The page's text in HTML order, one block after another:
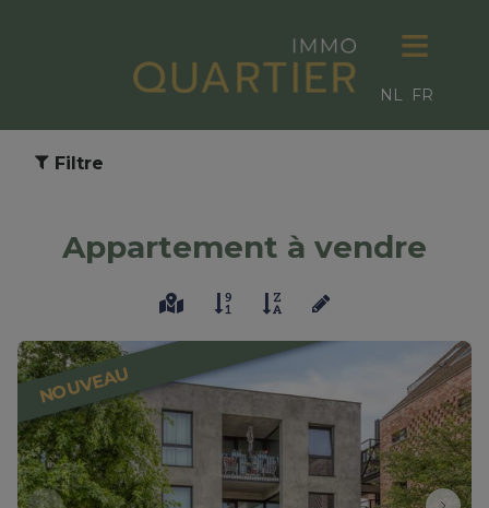
NL FR
Filtre
Appartement à vendre
NOUVEAU